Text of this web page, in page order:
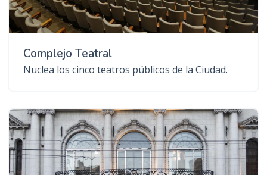
Complejo Teatral
Nuclea los cinco teatros públicos de la Ciudad.